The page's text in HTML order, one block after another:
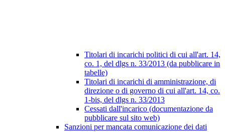
Titolari di incarichi politici di cui all'art. 14,
co. 1, del dlgs n. 33/2013 (da pubblicare in
tabelle)
Titolari di incarichi di amministrazione, di
direzione o di governo di cui all'art. 14, co.
1-bis, del dlgs n. 33/2013
Cessati dall'incarico (documentazione da
pubblicare sul sito web)
Sanzioni per mancata comunicazione dei dati